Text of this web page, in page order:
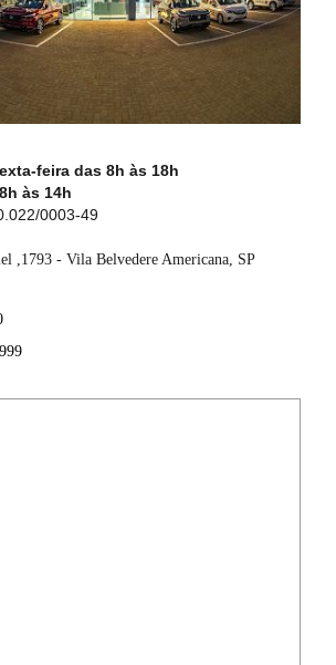
feira das 8h às 18h
às 14h
0003-49
,1793 - Vila Belvedere Americana, SP